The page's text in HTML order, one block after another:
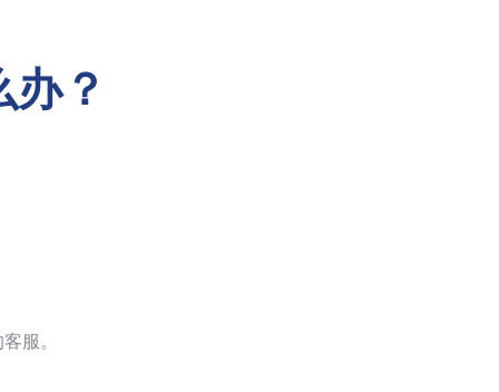
？
服。